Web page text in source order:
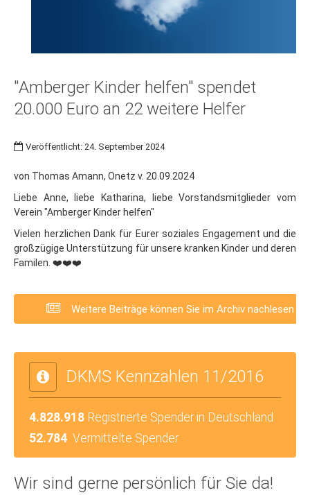
"Amberger Kinder helfen" spendet
20.000 Euro an 22 weitere Helfer
Veröffentlicht: 24. September 2024
von Thomas Amann, Onetz v. 20.09.2024
Liebe Anne, liebe Katharina, liebe Vorstandsmitglieder vom
Verein "Amberger Kinder helfen"
Vielen herzlichen Dank für Eurer soziales Engagement und die
großzügige Unterstützung für unsere kranken Kinder und deren
Familen. ❤️❤️❤️
Weitere Beiträge können Sie im Archiv nachlesen
DKMS Kennzahlen 11/2016
4.828.918 Registrierte Spender in Deutschland
52.784 Vermittelte Spender
Wir sind gerne persönlich für Sie da!